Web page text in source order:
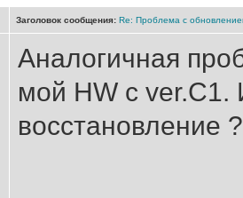
Заголовок сообщения: Re: Проблема с
Аналогичная
мой HW с
восстановление ?